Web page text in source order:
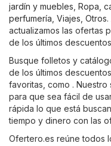
jardín y muebles Ropa,
perfumería Viajes Otros
actualizamos las ofertas
de los últimos
Busque folletos y
de los últimos
favoritas, como .
para que sea fácil de
rápida lo que está
tiempo y dinero con las
Ofertero.es reúne todos